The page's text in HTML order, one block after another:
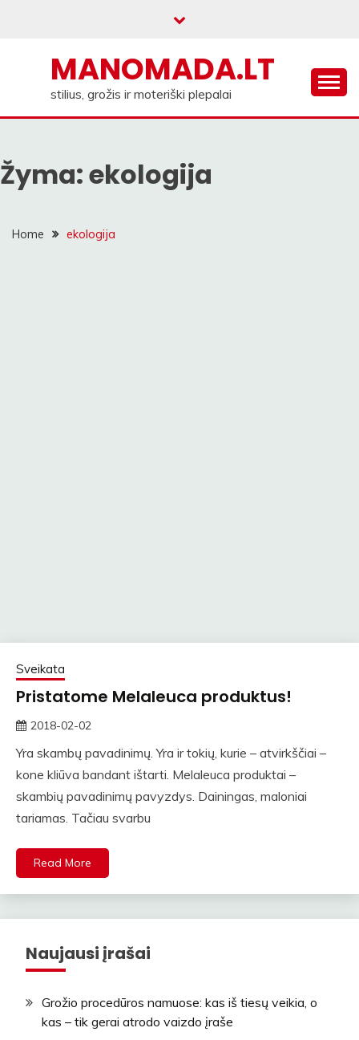
MANOMADA.LT
stilius, grožis ir moteriški plepalai
Žyma:ekologija
Home ekologija
Sveikata
Pristatome Melaleuca produktus!
2018-02-02
Yra skambų pavadinimų. Yra ir tokių, kurie – atvirkščiai –
kone kliūva bandant ištarti. Melaleuca produktai –
skambių pavadinimų pavyzdys. Dainingas, maloniai
tariamas. Tačiau svarbu
Read More
Naujausi įrašai
Grožio procedūros namuose: kas iš tiesų veikia, o
kas – tik gerai atrodo vaizdo įraše